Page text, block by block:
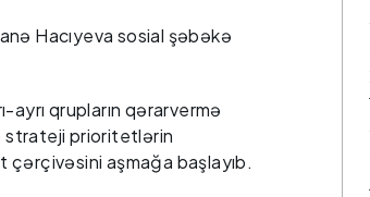
Hacıyeva sosial şəbəkə
qrupların qərarvermə
strateji prioritetlərin
aşmağa başlayıb.